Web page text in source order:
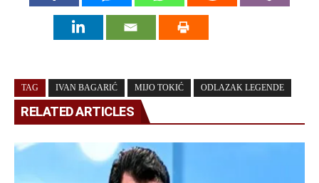
TAG IVAN BAGARIĆ MIJO TOKIĆ ODLAZAK LEGENDE
RELATED ARTICLES